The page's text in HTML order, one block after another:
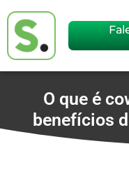
O que é
benefícios